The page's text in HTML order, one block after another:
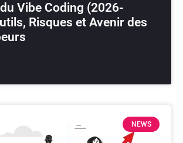
Vibe Coding (2026-
Risques et Avenir des
NEWS